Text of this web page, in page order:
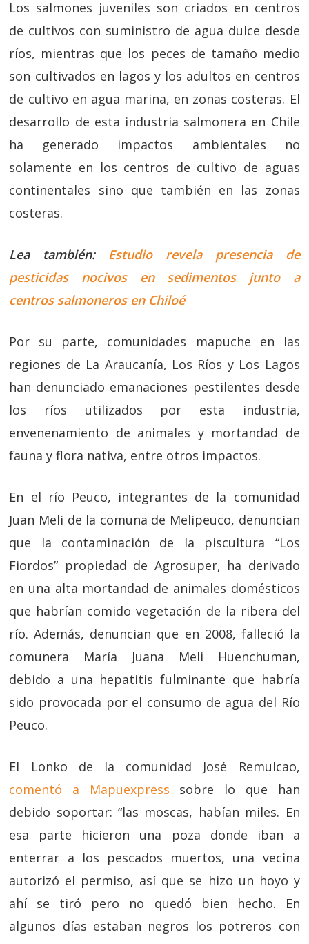
Los salmones juveniles son criados en centros
de cultivos con suministro de agua dulce desde
ríos, mientras que los peces de tamaño medio
son cultivados en lagos y los adultos en centros
de cultivo en agua marina, en zonas costeras. El
desarrollo de esta industria salmonera en Chile
ha generado impactos ambientales no
solamente en los centros de cultivo de aguas
continentales sino que también en las zonas
costeras.
Lea también: Estudio revela presencia de
pesticidas nocivos en sedimentos junto a
centros salmoneros en Chiloé
Por su parte, comunidades mapuche en las
regiones de La Araucanía, Los Ríos y Los Lagos
han denunciado emanaciones pestilentes desde
los ríos utilizados por esta industria,
envenenamiento de animales y mortandad de
fauna y flora nativa, entre otros impactos.
En el río Peuco, integrantes de la comunidad
Juan Meli de la comuna de Melipeuco, denuncian
que la contaminación de la piscultura “Los
Fiordos” propiedad de Agrosuper, ha derivado
en una alta mortandad de animales domésticos
que habrían comido vegetación de la ribera del
río. Además, denuncian que en 2008, falleció la
comunera María Juana Meli Huenchuman,
debido a una hepatitis fulminante que habría
sido provocada por el consumo de agua del Río
Peuco.
El Lonko de la comunidad José Remulcao,
comentó a Mapuexpress sobre lo que han
debido soportar: “las moscas, habían miles. En
esa parte hicieron una poza donde iban a
enterrar a los pescados muertos, una vecina
autorizó el permiso, así que se hizo un hoyo y
ahí se tiró pero no quedó bien hecho. En
algunos días estaban negros los potreros con